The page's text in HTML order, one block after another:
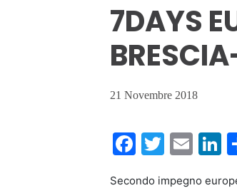
7DAYS
21 Novembre 2018
Secondo impegno